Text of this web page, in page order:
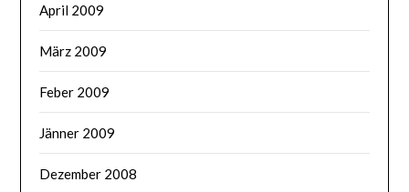
April 2009
März 2009
Feber 2009
Jänner 2009
Dezember 2008